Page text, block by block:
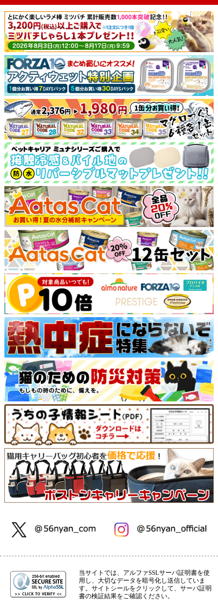
当サイトでは、アルファSSLサーバ証明書を使
用し、大切なデータを暗号化し送信していま
す。サイトシールをクリックして、サーバ証明
書の検証結果をご確認ください。